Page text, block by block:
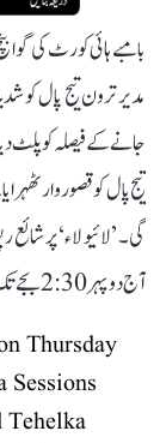
مدیر ترون تیج پال کو
جانے کے فیصلہ کو پلٹ
تیج پال کو قصوروار
گی۔ ’لائیو لاء‘ پر
آج دوپہر 2:30 بجے تک ملتوی کر دی گئی۔
Thursday
Sessions
Tehelka